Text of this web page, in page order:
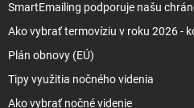
SmartEmailing podporuje našu
Ako vybrať termovíziu v roku 2026 -
Plán obnovy (EÚ)
Tipy využitia nočného videnia
Ako vybrať nočné videnie